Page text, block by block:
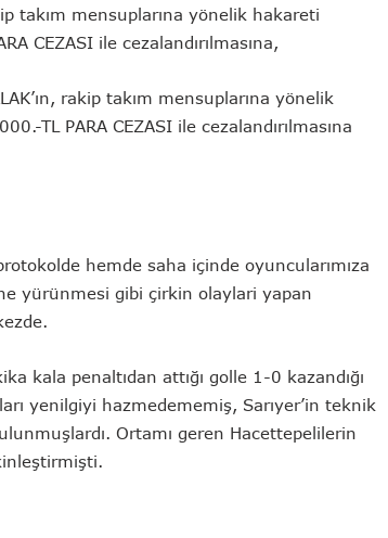
takım mensuplarına yönelik hakareti
CEZASI ile cezalandırılmasına,
rakip takım mensuplarına yönelik
TL PARA CEZASI ile cezalandırılmasına
hemde saha içinde oyuncularımıza
yürünmesi gibi çirkin olaylari yapan
kala penaltıdan attığı golle 1-0 kazandığı
yenilgiyi hazmedememiş, Sarıyer’in teknik
Ortamı geren Hacettepelilerin